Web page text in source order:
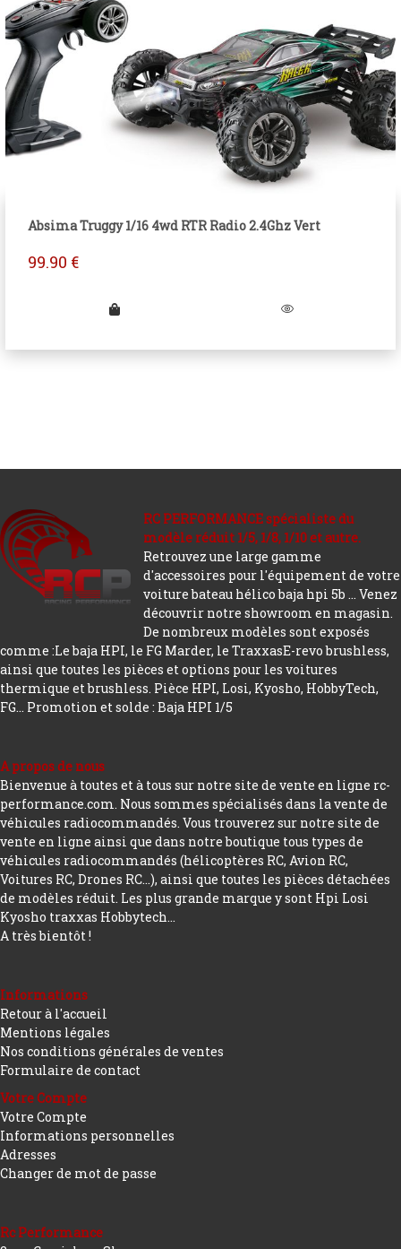
Absima Truggy 1/16 4wd RTR Radio 2.4Ghz Vert
99.90 €
RC PERFORMANCE spécialiste du
modèle réduit 1/5, 1/8, 1/10 et autre.
Retrouvez une large gamme
d'accessoires pour l'équipement de votre
voiture bateau hélico baja hpi 5b ... Venez
découvrir notre showroom en magasin.
De nombreux modèles sont exposés
comme :Le baja HPI, le FG Marder, le TraxxasE-revo brushless,
ainsi que toutes les pièces et options pour les voitures
thermique et brushless. Pièce HPI, Losi, Kyosho, HobbyTech,
FG... Promotion et solde : Baja HPI 1/5
A propos de nous
Bienvenue à toutes et à tous sur notre site de vente en ligne rc-
performance.com. Nous sommes spécialisés dans la vente de
véhicules radiocommandés. Vous trouverez sur notre site de
vente en ligne ainsi que dans notre boutique tous types de
véhicules radiocommandés (hélicoptères RC, Avion RC,
Voitures RC, Drones RC…), ainsi que toutes les pièces détachées
de modèles réduit. Les plus grande marque y sont Hpi Losi
Kyosho traxxas Hobbytech...
A très bientôt !
Informations
Retour à l'accueil
Mentions légales
Nos conditions générales de ventes
Formulaire de contact
Votre Compte
Votre Compte
Informations personnelles
Adresses
Changer de mot de passe
Rc Performance